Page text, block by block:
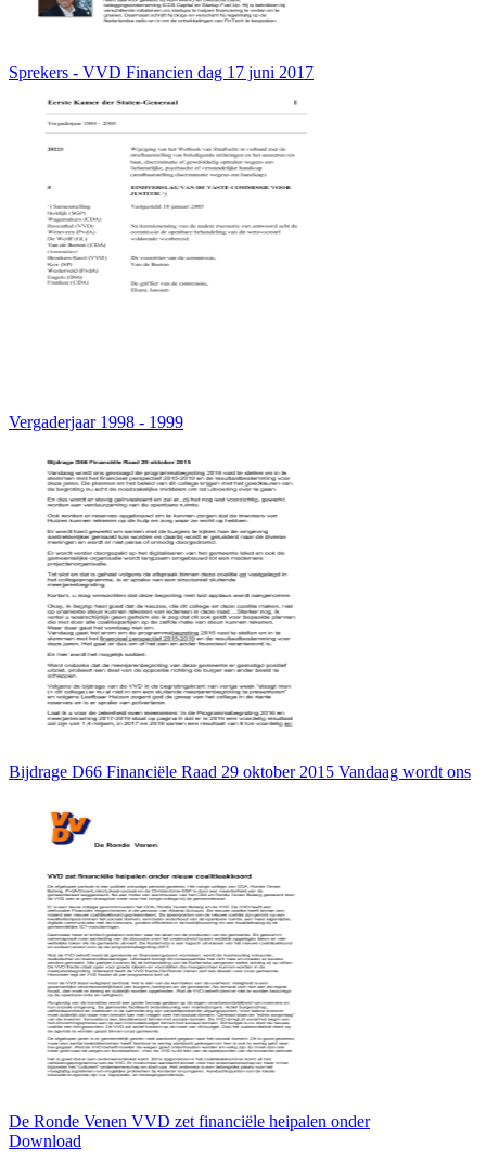
Sprekers - VVD Financien dag 17 juni 2017
Vergaderjaar 1998 - 1999
Bijdrage D66 Financiële Raad 29 oktober 2015 Vandaag wordt ons
De Ronde Venen VVD zet financiële heipalen onder
Download